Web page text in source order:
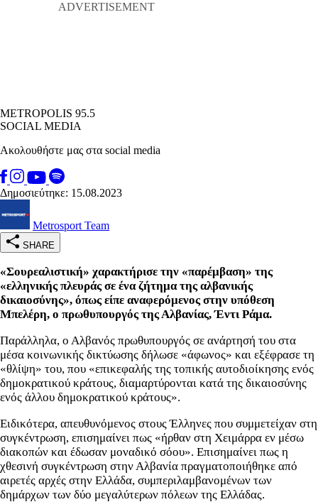
METROPOLIS 95.5
SOCIAL MEDIA
Ακολουθήστε μας στα social media
Δημοσιεύτηκε: 15.08.2023
Metrosport Team
SHARE
«Σουρεαλιστική» χαρακτήρισε την «παρέμβαση» της
«ελληνικής πλευράς σε ένα ζήτημα της αλβανικής
δικαιοσύνης», όπως είπε αναφερόμενος στην υπόθεση
Μπελέρη, ο πρωθυπουργός της Αλβανίας, Έντι Ράμα.
Παράλληλα, ο Αλβανός πρωθυπουργός σε ανάρτησή του στα
μέσα κοινωνικής δικτύωσης δήλωσε «άφωνος» και εξέφρασε τη
«θλίψη» του, που «επικεφαλής της τοπικής αυτοδιοίκησης ενός
δημοκρατικού κράτους, διαμαρτύρονται κατά της δικαιοσύνης
ενός άλλου δημοκρατικού κράτους».
Ειδικότερα, απευθυνόμενος στους Έλληνες που συμμετείχαν στη
συγκέντρωση, επισημαίνει πως «ήρθαν στη Χειμάρρα εν μέσω
διακοπών και έδωσαν μοναδικό σόου». Επισημαίνει πως η
χθεσινή συγκέντρωση στην Αλβανία πραγματοποιήθηκε από
αιρετές αρχές στην Ελλάδα, συμπεριλαμβανομένων των
δημάρχων των δύο μεγαλύτερων πόλεων της Ελλάδας.